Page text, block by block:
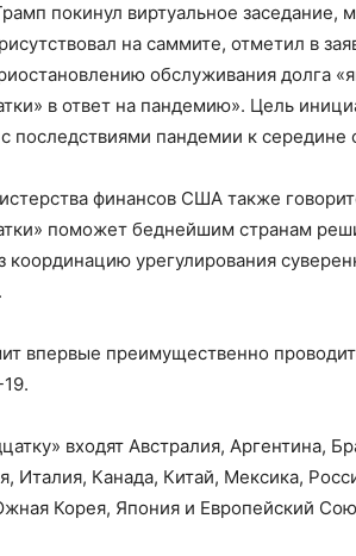
покинул виртуальное
на саммите, отметил в
обслуживания долга
в ответ на пандемию». Цель
последствиями пандемии к
финансов США также
поможет беднейшим странам
урегулирования
впервые преимущественно
входят Австралия, Аргентина,
Италия, Канада, Китай, Мексика,
Корея, Япония и Европейский